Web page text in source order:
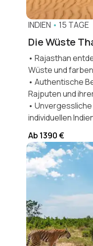
INDIEN • 15 TAGE
Die Wüste
• Rajasthan
Wüste und
• Authentische
Rajputen und
•
individuellen
Ab 1390 €